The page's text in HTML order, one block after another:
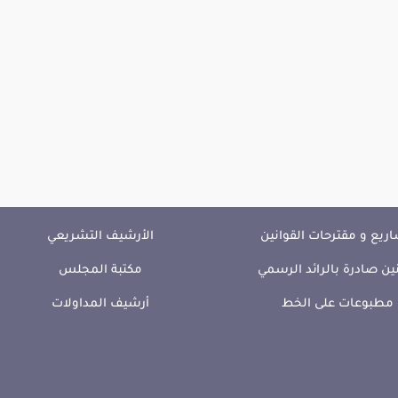
و مقترحات القوانين
صادرة بالرائد الرسمي
مطبوعات على الخط
الأرشيف التشريعي
مكتبة المجلس
أرشيف المداولات